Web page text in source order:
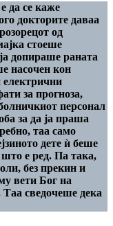
да се каже
докторите даваа
од
стоеше
допираше раната
насочен кон
електрични
за прогноза,
персонал
за да ја праша
таа само
дете ѝ беше
што е ред. Па така,
без прекин и
вети Бог на
Таа сведочеше дека